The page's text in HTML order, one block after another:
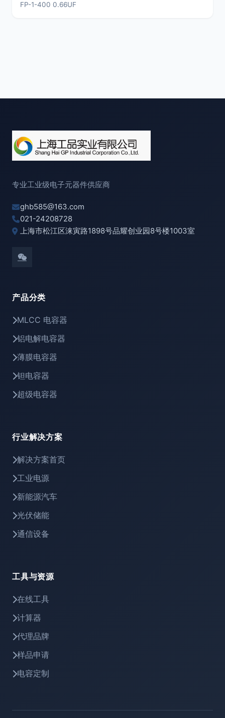
FP-1-400 0.66UF
专业工业级电子元器件供应商
ghb585@163.com
021-24208728
上海市松江区涞寅路1898号品耀创业园8号楼1003室
产品分类
MLCC 电容器
铝电解电容器
薄膜电容器
钽电容器
超级电容器
行业解决方案
解决方案首页
工业电源
新能源汽车
光伏储能
通信设备
工具与资源
在线工具
计算器
代理品牌
样品申请
电容定制